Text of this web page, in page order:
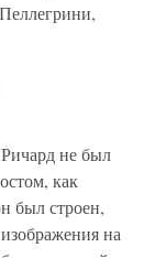
не был
как
был строен,
на